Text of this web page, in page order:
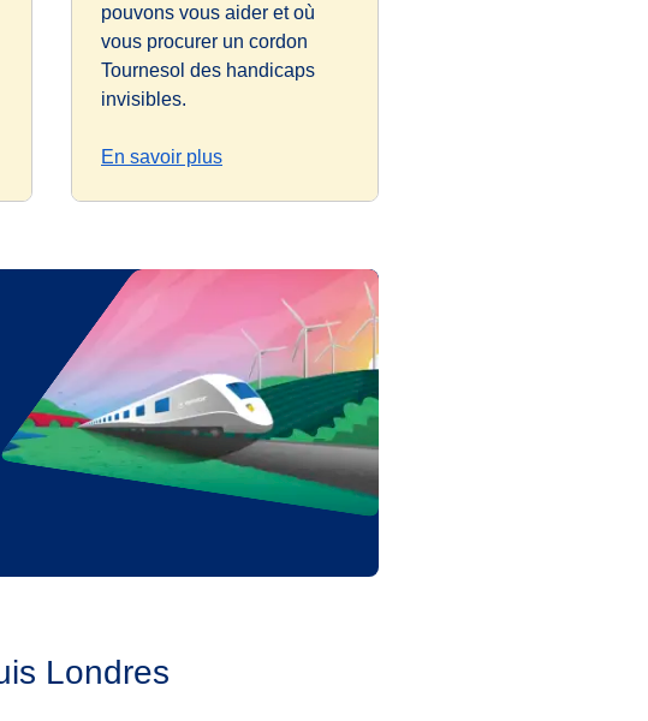
pouvons vous aider et où
vous procurer un cordon
Tournesol des handicaps
invisibles.
En savoir plus
Londres